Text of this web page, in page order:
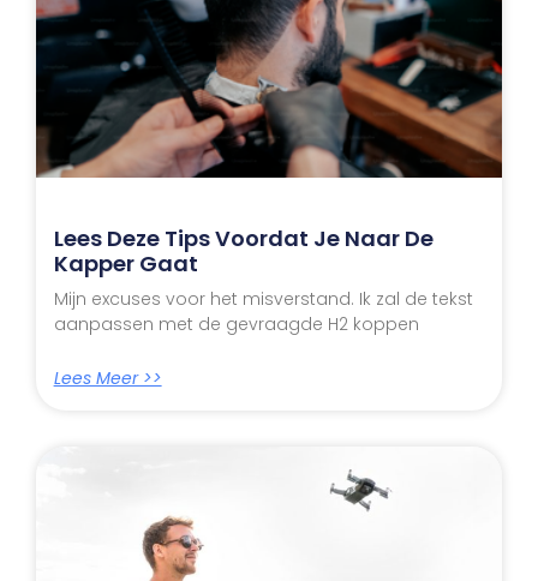
Lees Deze Tips Voordat Je Naar De
Kapper Gaat
Mijn excuses voor het misverstand. Ik zal de tekst
aanpassen met de gevraagde H2 koppen
Lees Meer >>